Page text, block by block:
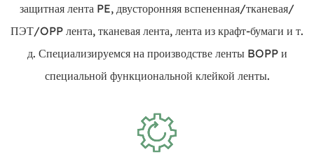
защитная лента PE, двусторонняя вспененная/тканевая/
ПЭТ/OPP лента, тканевая лента, лента из крафт-бумаги и т.
д. Специализируемся на производстве ленты BOPP и
специальной функциональной клейкой ленты.